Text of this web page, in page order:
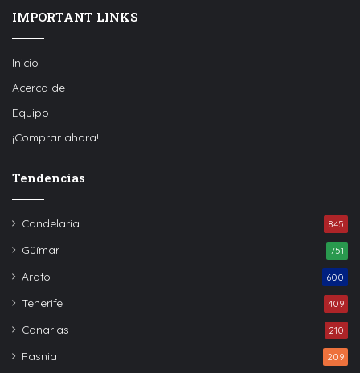
IMPORTANT LINKS
Inicio
Acerca de
Equipo
¡Comprar ahora!
Tendencias
Candelaria 845
Güímar 751
Arafo 600
Tenerife 409
Canarias 210
Fasnia 209